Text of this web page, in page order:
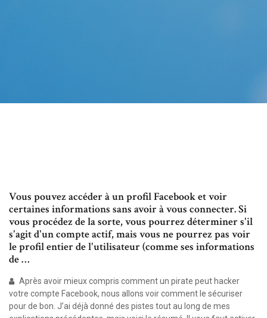
Vous pouvez accéder à un profil Facebook et voir
certaines informations sans avoir à vous connecter. Si
vous procédez de la sorte, vous pourrez déterminer s'il
s'agit d'un compte actif, mais vous ne pourrez pas voir
le profil entier de l'utilisateur (comme ses informations
de …
Après avoir mieux compris comment un pirate peut hacker
votre compte Facebook, nous allons voir comment le sécuriser
pour de bon. J’ai déjà donné des pistes tout au long de mes